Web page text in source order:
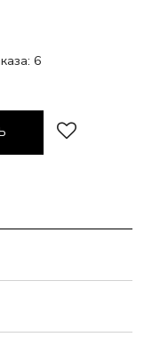
6